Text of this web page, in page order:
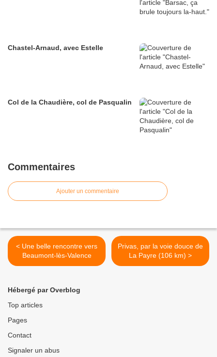
Chastel-Arnaud, avec Estelle
Col de la Chaudière, col de Pasqualin
Commentaires
Ajouter un commentaire
< Une belle rencontre vers
Beaumont-lès-Valence
Privas, par la voie douce de
La Payre (106 km) >
Hébergé par Overblog
Top articles
Pages
Contact
Signaler un abus